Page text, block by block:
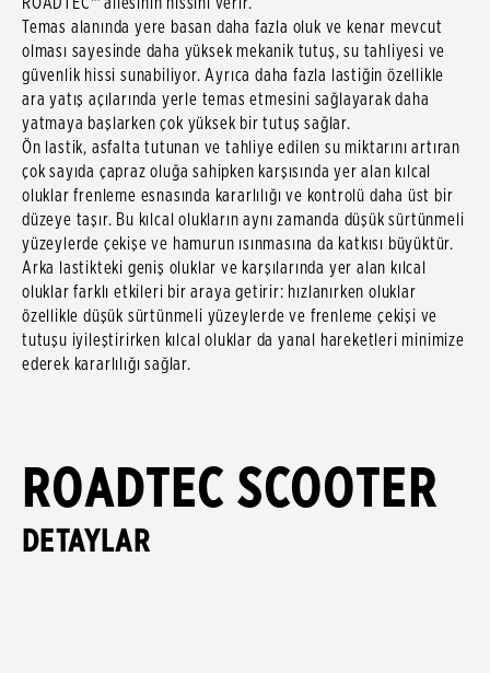
Temas alanında yere basan daha fazla oluk ve kenar mevcut
olması sayesinde daha yüksek mekanik tutuş, su tahliyesi ve
güvenlik hissi sunabiliyor. Ayrıca daha fazla lastiğin özellikle
ara yatış açılarında yerle temas etmesini sağlayarak daha
yatmaya başlarken çok yüksek bir tutuş sağlar.
Ön lastik, asfalta tutunan ve tahliye edilen su miktarını artıran
çok sayıda çapraz oluğa sahipken karşısında yer alan kılcal
oluklar frenleme esnasında kararlılığı ve kontrolü daha üst bir
düzeye taşır. Bu kılcal olukların aynı zamanda düşük sürtünmeli
yüzeylerde çekişe ve hamurun ısınmasına da katkısı büyüktür.
Arka lastikteki geniş oluklar ve karşılarında yer alan kılcal
oluklar farklı etkileri bir araya getirir: hızlanırken oluklar
özellikle düşük sürtünmeli yüzeylerde ve frenleme çekişi ve
tutuşu iyileştirirken kılcal oluklar da yanal hareketleri minimize
ederek kararlılığı sağlar.
ROADTEC SCOOTER
DETAYLAR